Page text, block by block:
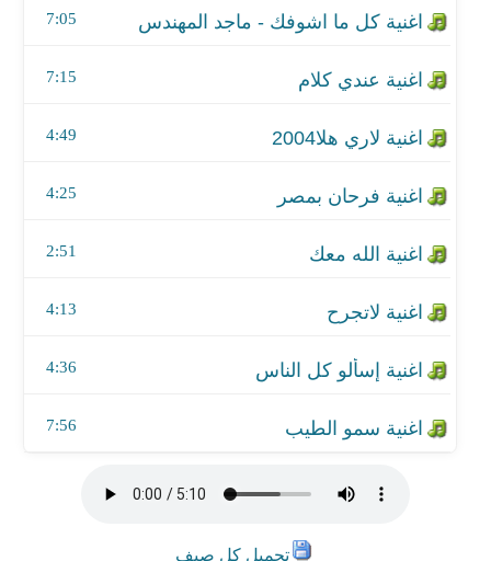
7:05
7:15
4:49
4:25
2:51
اغنية لاتجرح
4:13
اغنية إسألو كل الناس
4:36
7:56
تحميل كل صيف